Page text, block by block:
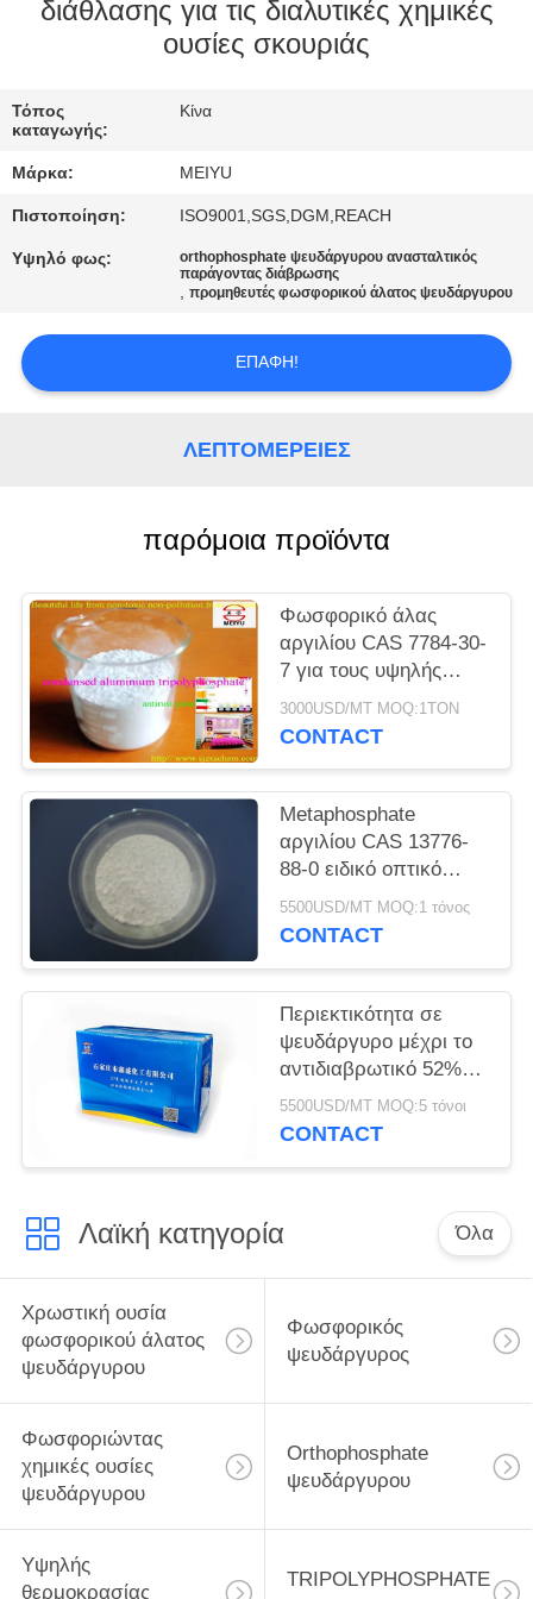
ΕΡΓΟΣΤΑΣΊΟΥ
ΠΟΙΌΤΗΤΑΣ
ΕΠΙΚΟΙΝΩΝΉΣΤΕ
ΜΑΣ
ΖΗΤΉΣΤΕ
ΜΙΑ
POLICY
διάθλασης για τις διαλυτικές χημικές
ουσίες σκουριάς
Τόπος
καταγωγής:
Κίνα
Μάρκα: MEIYU
Πιστοποίηση: ISO9001,SGS,DGM,REACH
Υψηλό φως:
orthophosphate ψευδάργυρου ανασταλτικός
παράγοντας διάβρωσης
,προμηθευτές φωσφορικού άλατος ψευδάργυρου
ΕΠΑΦΉ!
ΛΕΠΤΟΜΈΡΕΙΕΣ
παρόμοια προϊόντα
Φωσφορικό άλας
αργιλίου CAS 7784-30-
7 για τους υψηλής
θερμοκρασίας
κλιβάνους
3000USD/MT MOQ:1TON
CONTACT
Metaphosphate
αργιλίου CAS 13776-
88-0 ειδικό οπτικό
υλικό γυαλιού
5500USD/MT MOQ:1 τόνος
CONTACT
Περιεκτικότητα σε
ψευδάργυρο μέχρι το
αντιδιαβρωτικό 52%
του ZN Po4
επιστρώματος
5500USD/MT MOQ:5 τόνοι
CONTACT
Λαϊκή κατηγορία Όλα
Χρωστική ουσία
φωσφορικού άλατος
ψευδάργυρου
Φωσφορικός
ψευδάργυρος
Φωσφοριώντας
χημικές ουσίες
ψευδάργυρου
Orthophosphate
ψευδάργυρου
Υψηλής
θερμοκρασίας
TRIPOLYPHOSPHATE